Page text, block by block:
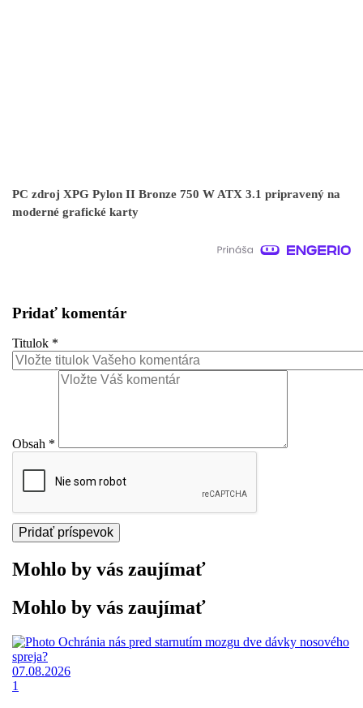
PC zdroj XPG Pylon II Bronze 750 W ATX 3.1 pripravený na
moderné grafické karty
Pridať komentár
Titulok *
Obsah *
Mohlo by vás zaujímať
Mohlo by vás zaujímať
07.08.2026
1